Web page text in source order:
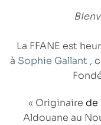
La FFANE est
à Sophie Gallant ,
« Originaire de
Aldouane au